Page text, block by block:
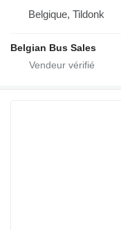
Belgique, Tildonk
Belgian Bus Sales